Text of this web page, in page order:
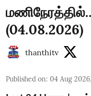
மணிநேரத்தில்..
(04.08.2026)
thanthitv
Published on: 04 Aug